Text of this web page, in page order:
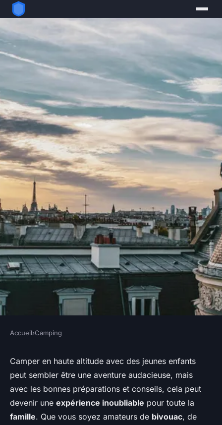
CAMPING
Quels sont les conseils pour
camper en région de haute
altitude avec des jeunes
enfants?
Accueil›Camping
Camper en haute altitude avec des jeunes enfants
peut sembler être une aventure audacieuse, mais
avec les bonnes préparations et conseils, cela peut
devenir une expérience inoubliable pour toute la
famille. Que vous soyez amateurs de bivouac, de